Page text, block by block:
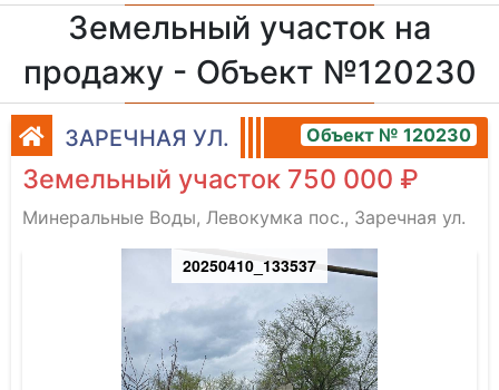
Земельный участок на
продажу - Объект №120230
ЗАРЕЧНАЯ УЛ. Объект № 120230
Земельный участок 750 000 ₽
Минеральные Воды, Левокумка пос., Заречная ул.
20250410_133537